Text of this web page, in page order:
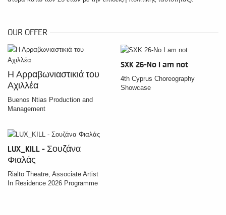
OUR OFFER
Η Αρραβωνιαστικιά του
Αχιλλέα
Buenos Ntias Production and
Management
SXK 26-No I am not
4th Cyprus Choreography
Showcase
LUX_KILL - Σουζάνα
Φιαλάς
Rialto Theatre, Associate Artist
In Residence 2026 Programme